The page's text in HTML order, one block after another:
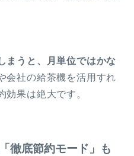
まうと、月単位ではかな
会社の給茶機を活用すれ
効果は絶大です。
徹底節約モード」も